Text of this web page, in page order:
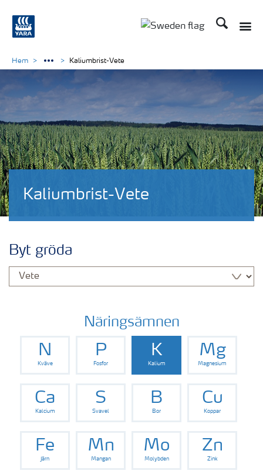
Sök
Kaliumbrist-Vete
Hem Kaliumbrist-Vete
Byt gröda
Näringsämnen
N
Kväve
P
Fosfor
K
Kalium
Mg
Magnesium
Ca
Kalcium
S
Svavel
B
Bor
Cu
Koppar
Fe
Järn
Mn
Mangan
Mo
Molybden
Zn
Zink